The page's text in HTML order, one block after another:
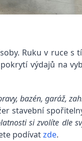
Ruku v ruce
výdajů na
bazén, garáž,
stavební
si zvolíte dle
podívatzde.